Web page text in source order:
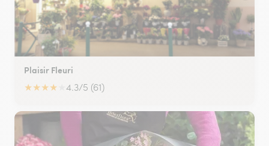
Plaisir Fleuri
★★★★ 4.3/5 (61)